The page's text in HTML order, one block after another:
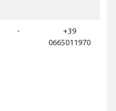
-
+39
0665011970